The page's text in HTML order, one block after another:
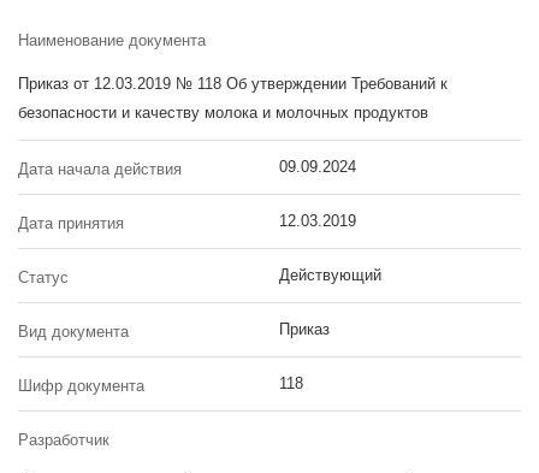
Наименование документа
Приказ от 12.03.2019 № 118 Об утверждении Требований к
безопасности и качеству молока и молочных продуктов
Дата начала действия 09.09.2024
Дата принятия 12.03.2019
Статус Действующий
Вид документа Приказ
Шифр документа 118
Разработчик